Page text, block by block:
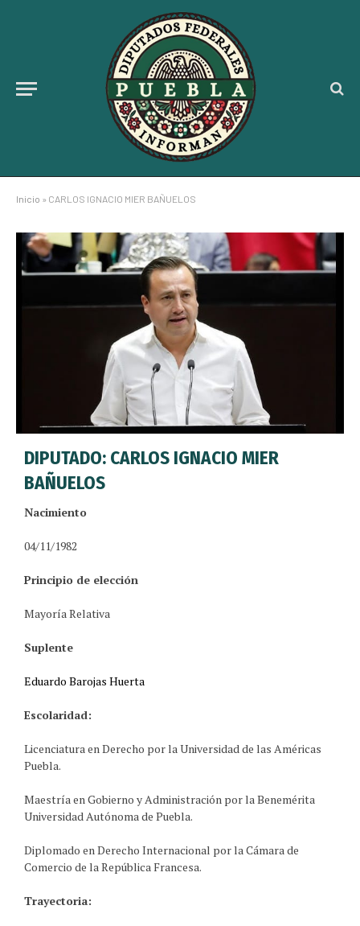
Inicio » CARLOS IGNACIO MIER BAÑUELOS
DIPUTADO: CARLOS IGNACIO MIER
BAÑUELOS
Nacimiento
04/11/1982
Principio de elección
Mayoría Relativa
Suplente
Eduardo Barojas Huerta
Escolaridad:
Licenciatura en Derecho por la Universidad de las Américas
Puebla.
Maestría en Gobierno y Administración por la Benemérita
Universidad Autónoma de Puebla.
Diplomado en Derecho Internacional por la Cámara de
Comercio de la República Francesa.
Trayectoria: